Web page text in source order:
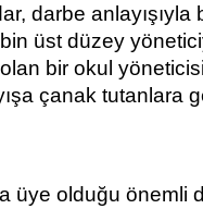
darbe anlayışıyla
üst düzey
bir okul
çanak tutanlara
üye olduğu önemli